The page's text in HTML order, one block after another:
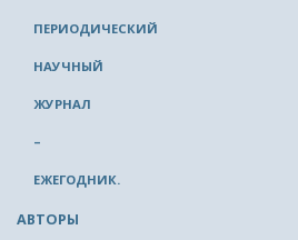
ПЕРИОДИЧЕСКИЙ
НАУЧНЫЙ
ЖУРНАЛ
–
ЕЖЕГОДНИК.
АВТОРЫ